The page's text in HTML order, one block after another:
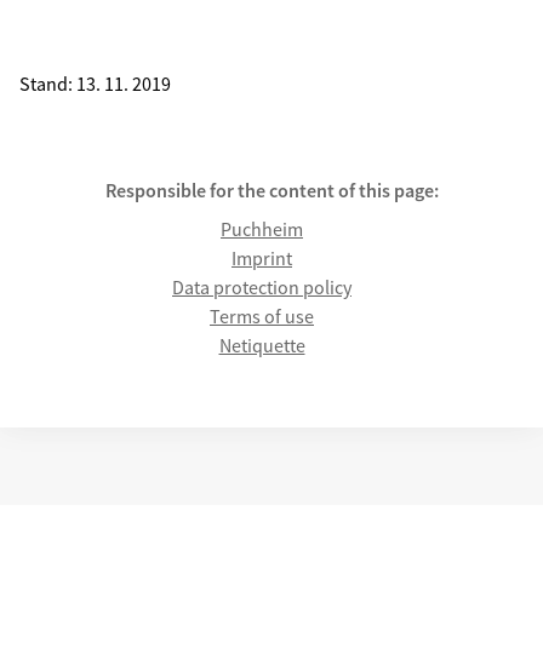
Stand: 13. 11. 2019
Responsible for the content of this page:
Puchheim
Imprint
Data protection policy
Terms of use
Netiquette